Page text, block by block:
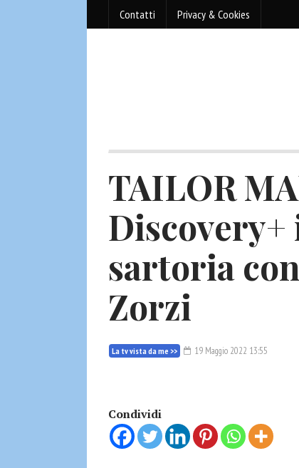
Contatti Privacy & Cookies
TAILOR
sartoria
Zorzi
La tv vista da me >> 19 Maggio 2022 13:55
Condividi